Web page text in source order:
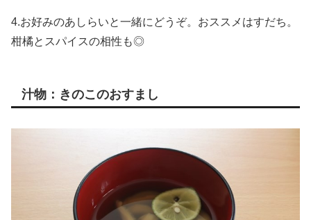
4.お好みのあしらいと一緒にどうぞ。おススメはすだち。
柑橘とスパイスの相性も◎
汁物：きのこのおすまし